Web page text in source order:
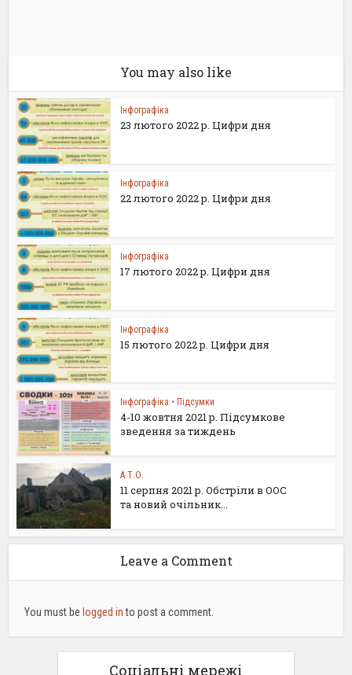
You may also like
Інфографіка
23 лютого 2022 р. Цифри дня
Інфографіка
22 лютого 2022 р. Цифри дня
Інфографіка
17 лютого 2022 р. Цифри дня
Інфографіка
15 лютого 2022 р. Цифри дня
Інфографіка • Підсумки
4-10 жовтня 2021 р. Підсумкове
зведення за тиждень
А.Т.О.
11 серпня 2021 р. Обстріли в ООС
та новий очільник...
Leave a Comment
You must be logged into post a comment.
Соціальні мережі